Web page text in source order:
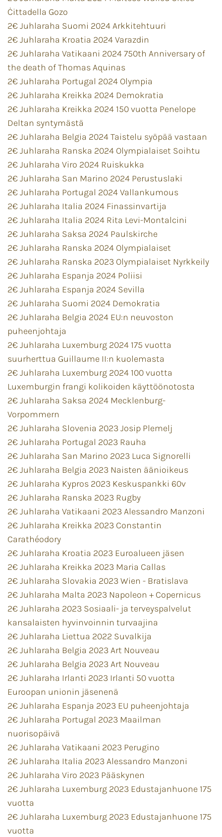
Ċittadella Gozo
2€ Juhlaraha Suomi 2024 Arkkitehtuuri
2€ Juhlaraha Kroatia 2024 Varazdin
2€ Juhlaraha Vatikaani 2024 750th Anniversary of
the death of Thomas Aquinas
2€ Juhlaraha Portugal 2024 Olympia
2€ Juhlaraha Kreikka 2024 Demokratia
2€ Juhlaraha Kreikka 2024 150 vuotta Penelope
Deltan syntymästä
2€ Juhlaraha Belgia 2024 Taistelu syöpää vastaan
2€ Juhlaraha Ranska 2024 Olympialaiset Soihtu
2€ Juhlaraha Viro 2024 Ruiskukka
2€ Juhlaraha San Marino 2024 Perustuslaki
2€ Juhlaraha Portugal 2024 Vallankumous
2€ Juhlaraha Italia 2024 Finassinvartija
2€ Juhlaraha Italia 2024 Rita Levi-Montalcini
2€ Juhlaraha Saksa 2024 Paulskirche
2€ Juhlaraha Ranska 2024 Olympialaiset
2€ Juhlaraha Ranska 2023 Olympialaiset Nyrkkeily
2€ Juhlaraha Espanja 2024 Poliisi
2€ Juhlaraha Espanja 2024 Sevilla
2€ Juhlaraha Suomi 2024 Demokratia
2€ Juhlaraha Belgia 2024 EU:n neuvoston
puheenjohtaja
2€ Juhlaraha Luxemburg 2024 175 vuotta
suurherttua Guillaume II:n kuolemasta
2€ Juhlaraha Luxemburg 2024 100 vuotta
Luxemburgin frangi kolikoiden käyttöönotosta
2€ Juhlaraha Saksa 2024 Mecklenburg-
Vorpommern
2€ Juhlaraha Slovenia 2023 Josip Plemelj
2€ Juhlaraha Portugal 2023 Rauha
2€ Juhlaraha San Marino 2023 Luca Signorelli
2€ Juhlaraha Belgia 2023 Naisten äänioikeus
2€ Juhlaraha Kypros 2023 Keskuspankki 60v
2€ Juhlaraha Ranska 2023 Rugby
2€ Juhlaraha Vatikaani 2023 Alessandro Manzoni
2€ Juhlaraha Kreikka 2023 Constantin
Carathéodory
2€ Juhlaraha Kroatia 2023 Euroalueen jäsen
2€ Juhlaraha Kreikka 2023 Maria Callas
2€ Juhlaraha Slovakia 2023 Wien - Bratislava
2€ Juhlaraha Malta 2023 Napoleon + Copernicus
2€ Juhlaraha 2023 Sosiaali- ja terveyspalvelut
kansalaisten hyvinvoinnin turvaajina
2€ Juhlaraha Liettua 2022 Suvalkija
2€ Juhlaraha Belgia 2023 Art Nouveau
2€ Juhlaraha Belgia 2023 Art Nouveau
2€ Juhlaraha Irlanti 2023 Irlanti 50 vuotta
Euroopan unionin jäsenenä
2€ Juhlaraha Espanja 2023 EU puheenjohtaja
2€ Juhlaraha Portugal 2023 Maailman
nuorisopäivä
2€ Juhlaraha Vatikaani 2023 Perugino
2€ Juhlaraha Italia 2023 Alessandro Manzoni
2€ Juhlaraha Viro 2023 Pääskynen
2€ Juhlaraha Luxemburg 2023 Edustajanhuone 175
vuotta
2€ Juhlaraha Luxemburg 2023 Edustajanhuone 175
vuotta